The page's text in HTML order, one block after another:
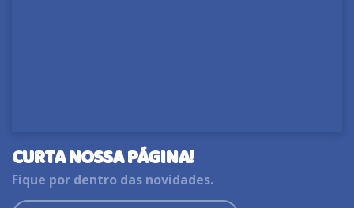
CURTA NOSSA PÁGINA!
Fique por dentro das novidades.